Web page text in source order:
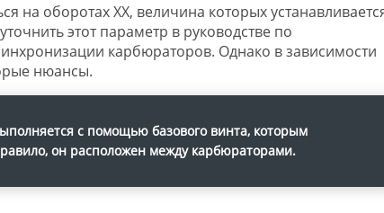
на оборотах ХХ, величина которых
этот параметр в руководстве по
карбюраторов. Однако в зависимости
нюансы.
с помощью базового винта, которым
он расположен между карбюраторами.